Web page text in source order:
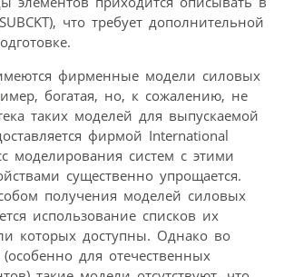
что требует дополнительной
фирменные модели силовых
богатая, но, к сожалению, не
таких моделей для выпускаемой
фирмой International
моделирования систем с этими
существенно упрощается.
получения моделей силовых
использование списков их
которых доступны. Однако во
для отечественных